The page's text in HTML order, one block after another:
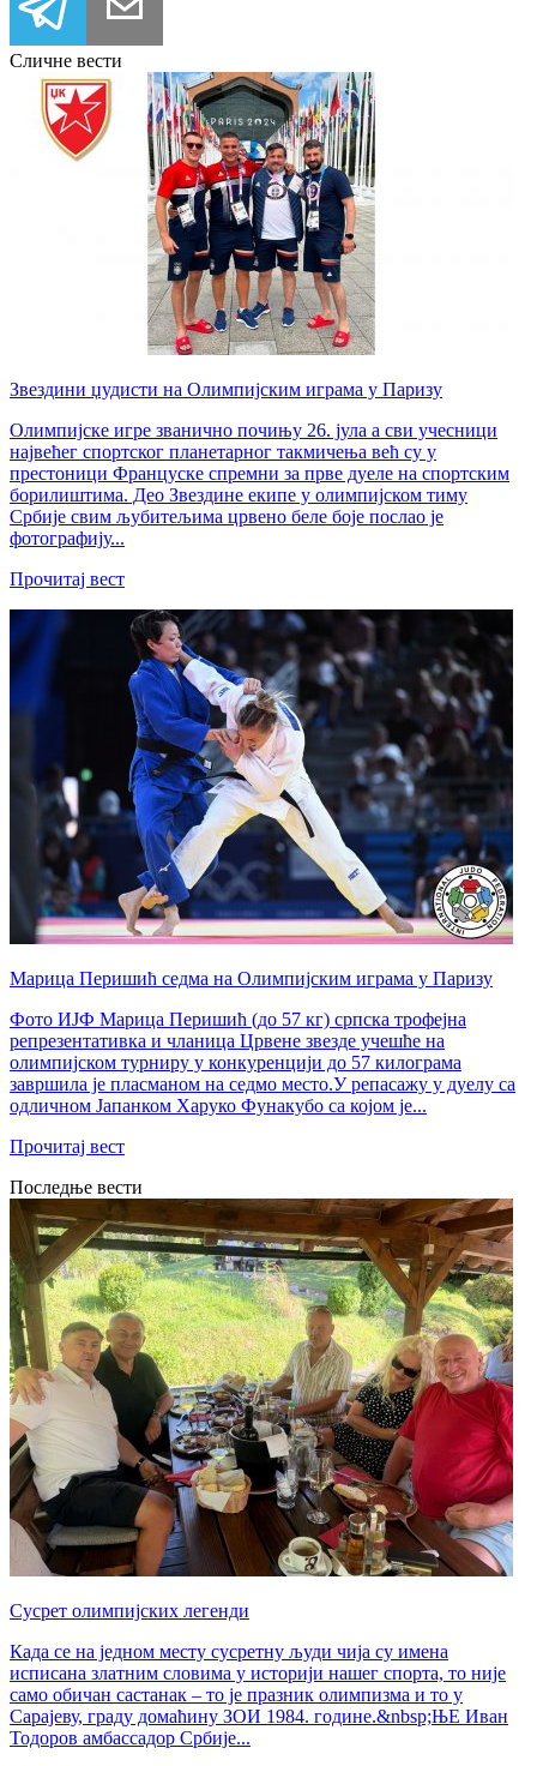
Сличне вести
Звездини џудисти на Олимпијским играма у Паризу
Олимпијске игре званично почињу 26. јула а сви учесници
највећег спортског планетарног такмичења већ су у
престоници Француске спремни за прве дуеле на спортским
борилиштима. Део Звездине екипе у олимпијском тиму
Србије свим љубитељима црвено беле боје послао је
фотографију...
Прочитај вест
Марица Перишић седма на Олимпијским играма у Паризу
Фото ИЈФ Марица Перишић (до 57 кг) српска трофејна
репрезентативка и чланица Црвене звезде учешће на
олимпијском турниру у конкуренцији до 57 килограма
завршила је пласманом на седмо место.У репасажу у дуелу са
одличном Јапанком Харуко Фунакубо са којом је...
Прочитај вест
Последње вести
Сусрет олимпијских легенди
Када се на једном месту сусретну људи чија су имена
исписана златним словима у историји нашег спорта, то није
само обичан састанак – то је празник олимпизма и то у
Сарајеву, граду домаћину ЗОИ 1984. године.&nbsp;ЊЕ Иван
Тодоров амбассадор Србије...